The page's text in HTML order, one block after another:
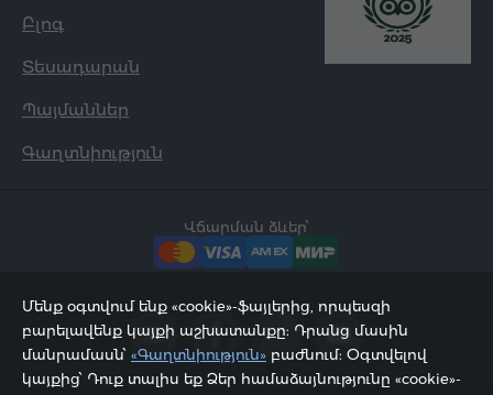
Բլոգ
Տեսադարան
Պայմաններ
Գաղտնիություն
Վճարման ձևեր՝
Մենք օգտվում ենք «cookie»-ֆայլերից, որպեսզի
բարելավենք կայքի աշխատանքը: Դրանց մասին
մանրամասն՝ «Գաղտնիություն» բաժնում: Օգտվելով
կայքից՝ Դուք տալիս եք Ձեր համաձայնությունը «cookie»-